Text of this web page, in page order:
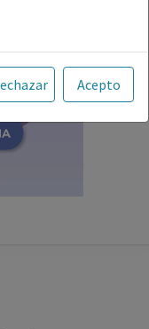
Web está
y, por
legalmente
medicamentos
técnica de los
informativo,
Acepto